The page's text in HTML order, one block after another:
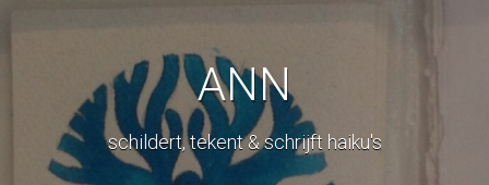
ANN
schildert, tekent & schrijft haiku's